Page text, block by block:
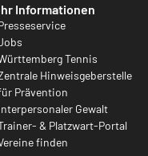
Informationen
Tennis
Hinweisgeberstelle
Prävention
Gewalt
& Platzwart-Portal
finden